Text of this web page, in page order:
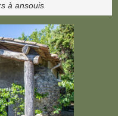
à ansouis